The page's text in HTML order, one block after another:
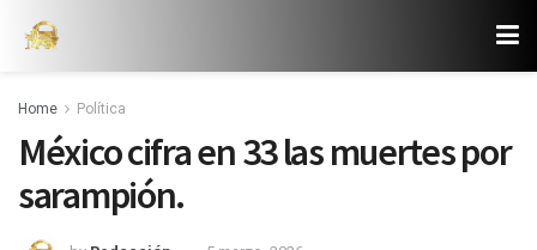
Home Política
México cifra en 33 las muertes por
sarampión.